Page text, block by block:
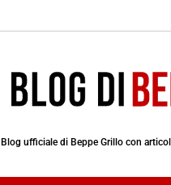
Blog ufficiale di Beppe Grillo con